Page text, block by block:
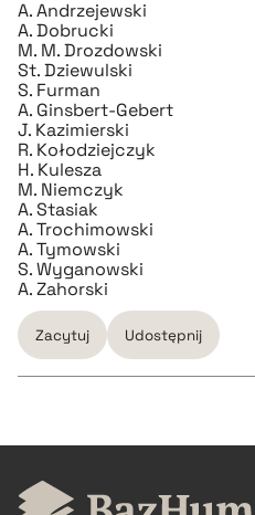
BIBTEX
pobierz cytat
A. Andrzejewski
A. Dobrucki
M. M. Drozdowski
St. Dziewulski
S. Furman
A. Ginsbert-Gebert
J. Kazimierski
R. Kołodziejczyk
H. Kulesza
M. Niemczyk
A. Stasiak
A. Trochimowski
A. Tymowski
S. Wyganowski
A. Zahorski
Zacytuj Udostępnij
CZYSTY TEKST
pobierz cytat